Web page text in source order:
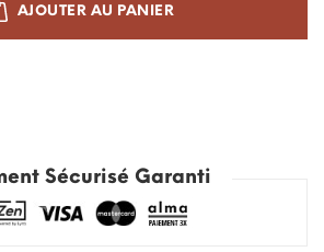
AJOUTER AU PANIER
Sécurisé Garanti